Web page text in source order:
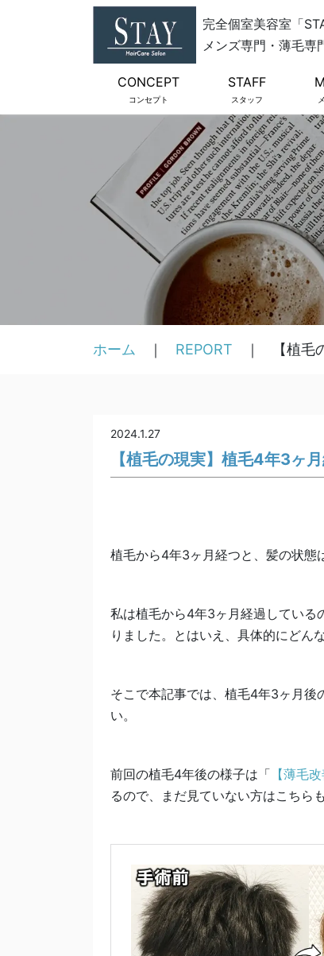
完全個室美容室「
メンズ専門・薄毛専
CONCEPT
コンセプト
STAFF
スタッフ
ホーム REPORT 【植
2024.1.27
【植毛の現実】植毛4年3ヶ
植毛から4年3ヶ月経つと、髪の状態
私は植毛から4年3ヶ月経過している
りました。とはいえ、具体的にどん
そこで本記事では、植毛4年3ヶ月後
い。
前回の植毛4年後の様子は「 【薄毛
るので、まだ見ていない方はこちら